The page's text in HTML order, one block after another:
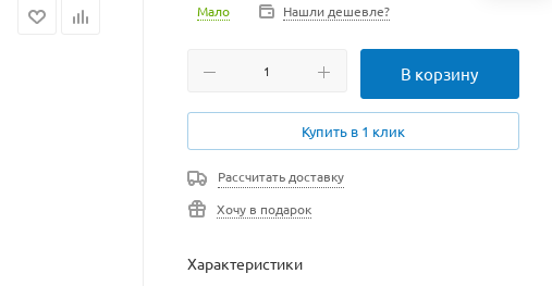
Мало Нашли дешевле?
В корзину
Купить в 1 клик
Рассчитать доставку
Хочу в подарок
Характеристики